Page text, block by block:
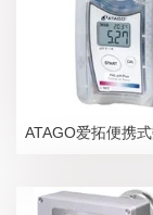
ATAGO爱拓便携